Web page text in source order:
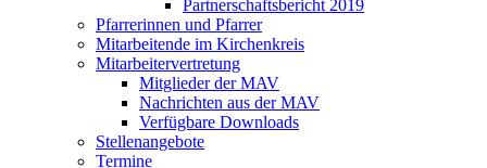
Partnerschaftsbericht 2019
Pfarrerinnen und Pfarrer
Mitarbeitende im Kirchenkreis
Mitarbeitervertretung
Mitglieder der MAV
Nachrichten aus der MAV
Verfügbare Downloads
Stellenangebote
Termine